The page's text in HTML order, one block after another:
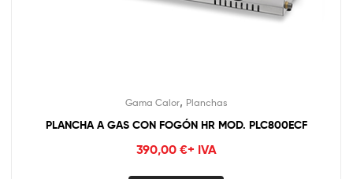
Gama Calor, Planchas
PLANCHA A GAS CON FOGÓN HR MOD. PLC800ECF
390,00 €+ IVA